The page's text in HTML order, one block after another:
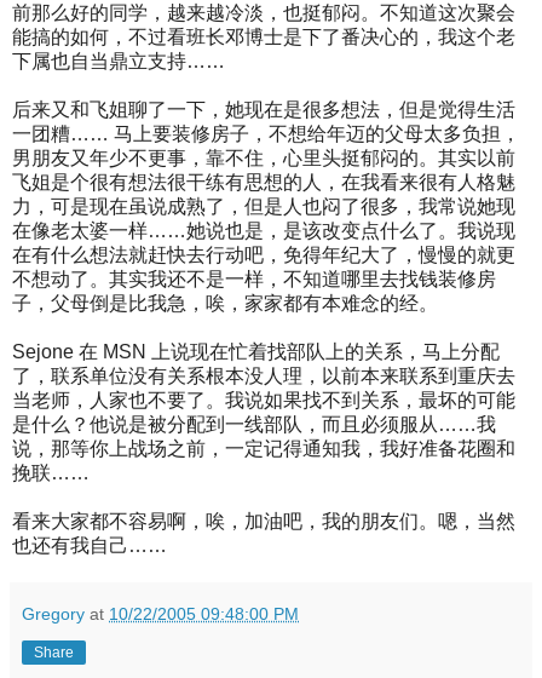
前那么好的同学，越来越冷淡，也挺郁闷。不知道这次聚会
能搞的如何，不过看班长邓博士是下了番决心的，我这个老
下属也自当鼎立支持……
后来又和飞姐聊了一下，她现在是很多想法，但是觉得生活
一团糟…… 马上要装修房子，不想给年迈的父母太多负担，
男朋友又年少不更事，靠不住，心里头挺郁闷的。其实以前
飞姐是个很有想法很干练有思想的人，在我看来很有人格魅
力，可是现在虽说成熟了，但是人也闷了很多，我常说她现
在像老太婆一样……她说也是，是该改变点什么了。我说现
在有什么想法就赶快去行动吧，免得年纪大了，慢慢的就更
不想动了。其实我还不是一样，不知道哪里去找钱装修房
子，父母倒是比我急，唉，家家都有本难念的经。
Sejone 在 MSN 上说现在忙着找部队上的关系，马上分配
了，联系单位没有关系根本没人理，以前本来联系到重庆去
当老师，人家也不要了。我说如果找不到关系，最坏的可能
是什么？他说是被分配到一线部队，而且必须服从……我
说，那等你上战场之前，一定记得通知我，我好准备花圈和
挽联……
看来大家都不容易啊，唉，加油吧，我的朋友们。嗯，当然
也还有我自己……
Gregory at 10/22/2005 09:48:00 PM
Share